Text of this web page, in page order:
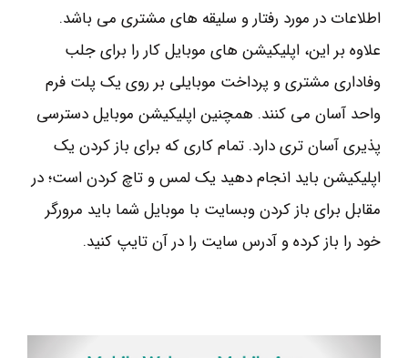
اطلاعات در مورد رفتار و سلیقه های مشتری می باشد.
علاوه بر این، اپلیکیشن های موبایل کار را برای جلب
وفاداری مشتری و پرداخت موبایلی بر روی یک پلت فرم
واحد آسان می کنند. همچنین اپلیکیشن موبایل دسترسی
پذیری آسان تری دارد. تمام کاری که برای باز کردن یک
اپلیکیشن باید انجام دهید یک لمس و تاچ کردن است؛ در
مقابل برای باز کردن وبسایت با موبایل شما باید مرورگر
خود را باز کرده و آدرس سایت را در آن تایپ کنید.